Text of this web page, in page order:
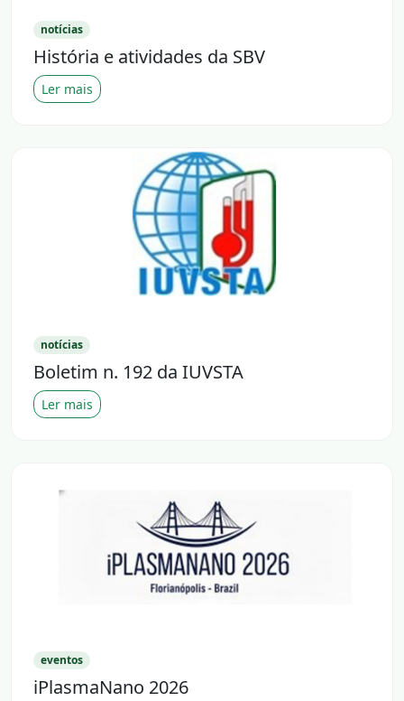
notícias
História e atividades da SBV
Ler mais
notícias
Boletim n. 192 da IUVSTA
Ler mais
eventos
iPlasmaNano 2026